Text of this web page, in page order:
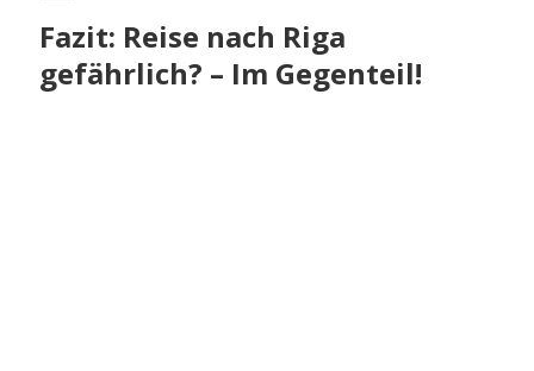
Fazit: Reise nach Riga
gefährlich? – Im Gegenteil!